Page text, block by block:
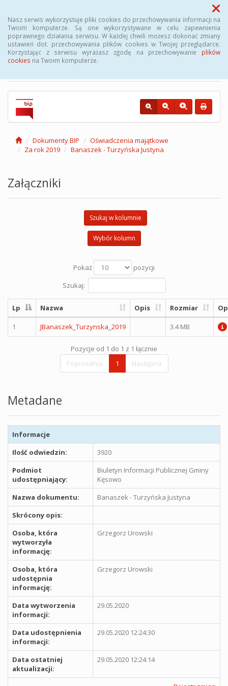
Nasz serwis wykorzystuje pliki cookies do przechowywania informacji na
Twoim komputerze. Są one wykorzystywane w celu zapewnienia
poprawnego działania serwisu. W każdej chwili możesz dokonać zmiany
ustawień dot. przechowywania plików cookies w Twojej przeglądarce.
Korzystając z serwisu wyrażasz zgodę na przechowywanie plików
cookies na Twoim komputerze.
Menu
Biuletyn Informacji
Publicznej Gminy Kęsowo
Dokumenty BIP
Oświadczenia majątkowe
Za rok 2019
Banaszek - Turzyńska Justyna
Załączniki
Szukaj w kolumnie
Wybór kolumn
Pokaż
pozycji
Szukaj:
Lp Nazwa Opis Rozmiar
1 JBanaszek_Turzynska_2019 3.4 MB
Pozycje od 1 do 1 z 1 łącznie
Poprzednia
1 Następna
Metadane
Informacje
Ilość odwiedzin:
3920
Podmiot
udostępniający:
Biuletyn Informacji Publicznej Gminy
Kęsowo
Nazwa dokumentu:
Banaszek - Turzyńska Justyna
Skrócony opis:
Osoba, która
wytworzyła
informację:
Grzegorz Urowski
Osoba, która
udostępnia
informację:
Grzegorz Urowski
Data wytworzenia
informacji:
29.05.2020
Data udostępnienia
informacji:
29.05.2020 12:24:30
Data ostatniej
aktualizacji:
29.05.2020 12:24:14